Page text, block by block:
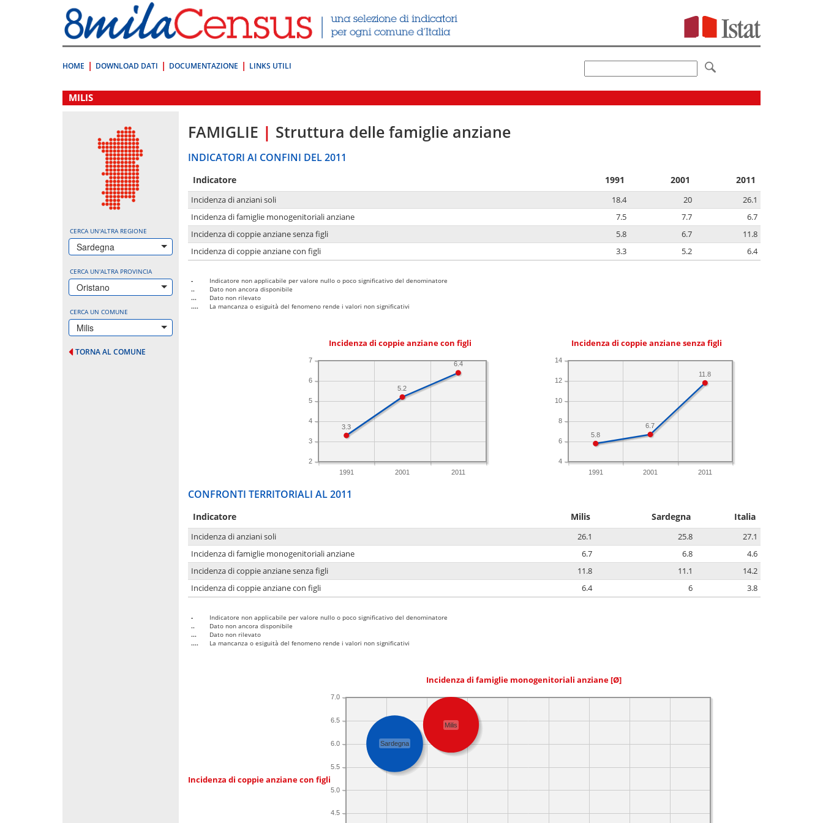
direttamente
a:
Contenuto
HOME DOWNLOAD DATI DOCUMENTAZIONE LINKS UTILI
.
MILIS
CERCA UN'ALTRA REGIONE
Sardegna
CERCA UN'ALTRA PROVINCIA
Oristano
CERCA UN COMUNE
Milis
TORNA AL COMUNE
FAMIGLIE | Struttura delle famiglie anziane
INDICATORI AI CONFINI DEL 2011
Indicatore 1991 2001 2011
Incidenza di anziani soli 18.4 20
26.1
Incidenza di famiglie monogenitoriali anziane
7.5 7.7
6.7
Incidenza di coppie anziane senza figli
5.8 6.7
11.8
Incidenza di coppie anziane con figli
3.3 5.2 6.4
-
Indicatore non applicabile per valore nullo o poco significativo del denominatore
..
Dato non ancora disponibile
...
Dato non rilevato
....
La mancanza o esiguità del fenomeno rende i valori non significativi
Incidenza di coppie anziane con figli
1991 2001 2011
2
3
4
5
6
7
6.4
5.2
3.3
Incidenza di coppie anziane senza figli
1991 2001 2011
4
6
8
10
12
14
11.8
6.7
5.8
CONFRONTI TERRITORIALI AL 2011
Indicatore Milis Sardegna Italia
Incidenza di anziani soli 26.1 25.8
27.1
Incidenza di famiglie monogenitoriali anziane
6.7 6.8
4.6
Incidenza di coppie anziane senza figli
11.8 11.1
14.2
Incidenza di coppie anziane con figli
6.4 6 3.8
-
Indicatore non applicabile per valore nullo o poco significativo del denominatore
..
Dato non ancora disponibile
...
Dato non rilevato
....
La mancanza o esiguità del fenomeno rende i valori non significativi
Incidenza di famiglie monogenitoriali anziane [Ø]
Incidenza di coppie anziane con figli
4.5
5.0
5.5
6.0
6.5
7.0
Sardegna
Milis